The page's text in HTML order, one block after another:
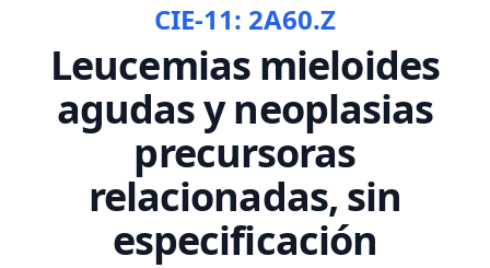
CIE-11: 2A60.Z
Leucemias mieloides
agudas y neoplasias
precursoras
relacionadas, sin
especificación